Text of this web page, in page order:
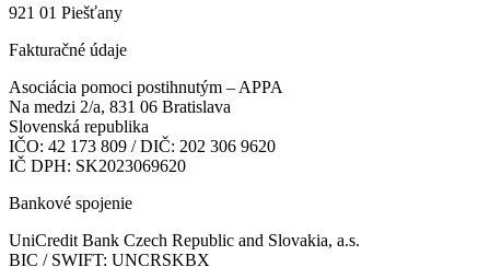
Fakturačné údaje
Asociácia pomoci postihnutým – APPA
Slovenská republika
IČO: 42 173 809 / DIČ: 202 306 9620
IČ DPH: SK2023069620
Bankové spojenie
UniCredit Bank Czech Republic and Slovakia, a.s.
IBAN: SK93 1111 0000 0018 2309 5009